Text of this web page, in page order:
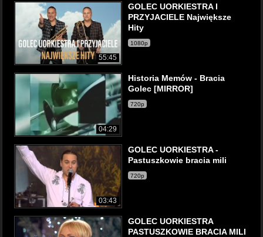
55:45
GOLEC UORKIESTRA I
PRZYJACIELE Największe
Hity
1080p
04:29
Historia Memów - Bracia
Golec [MIRROR]
720p
03:43
GOLEC UORKIESTRA -
Pastuszkowie bracia mili
720p
GOLEC UORKIESTRA
PASTUSZKOWIE BRACIA MILI